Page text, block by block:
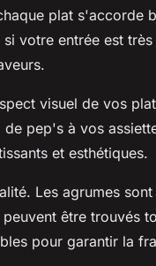
plat s'accorde
votre entrée est
visuel de vos
pep's à vos
et esthétiques.
Les agrumes
être trouvés
pour garantir la